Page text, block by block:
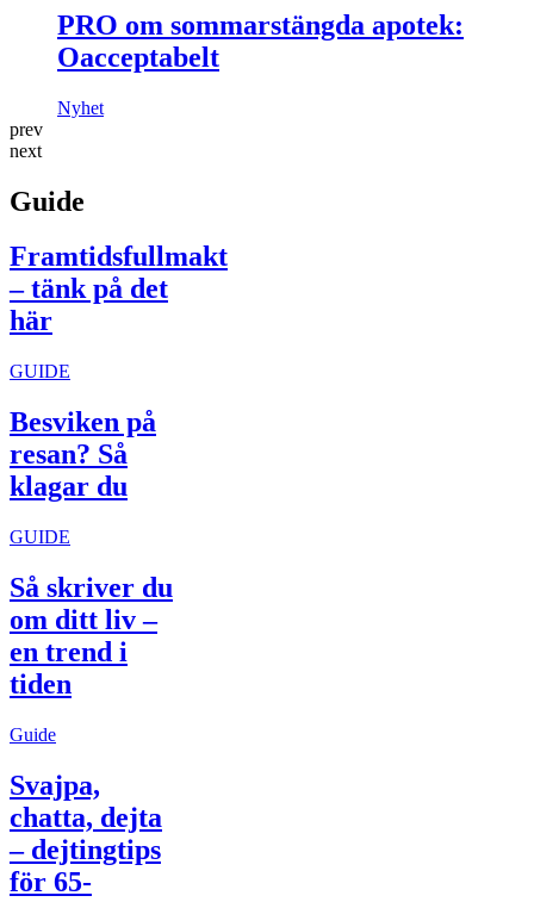
PRO om sommarstängda apotek:
Oacceptabelt
Nyhet
prev
next
Guide
Framtidsfullmakt
– tänk på det
här
GUIDE
Besviken på
resan? Så
klagar du
GUIDE
Så skriver du
om ditt liv –
en trend i
tiden
Guide
Svajpa,
chatta, dejta
– dejtingtips
för 65-